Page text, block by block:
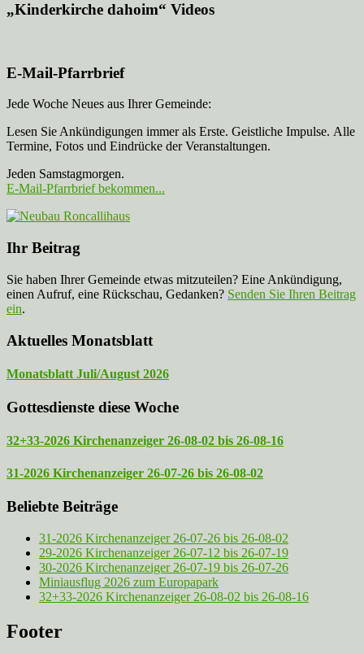
„Kinderkirche dahoim“ Videos
E-Mail-Pfarrbrief
Jede Woche Neues aus Ihrer Gemeinde:
Lesen Sie Ankündigungen immer als Erste. Geistliche Impulse. Alle
Termine, Fotos und Eindrücke der Veranstaltungen.
Jeden Samstagmorgen.
E-Mail-Pfarrbrief bekommen...
Ihr Beitrag
Sie haben Ihrer Gemeinde etwas mitzuteilen? Eine Ankündigung,
einen Aufruf, eine Rückschau, Gedanken? Senden Sie Ihren Beitrag
ein.
Aktuelles Monatsblatt
Monatsblatt Juli/August 2026
Gottesdienste diese Woche
32+33-2026 Kirchenanzeiger 26-08-02 bis 26-08-16
31-2026 Kirchenanzeiger 26-07-26 bis 26-08-02
Beliebte Beiträge
31-2026 Kirchenanzeiger 26-07-26 bis 26-08-02
29-2026 Kirchenanzeiger 26-07-12 bis 26-07-19
30-2026 Kirchenanzeiger 26-07-19 bis 26-07-26
Miniausflug 2026 zum Europapark
32+33-2026 Kirchenanzeiger 26-08-02 bis 26-08-16
Footer